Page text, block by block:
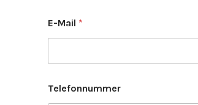
E-Mail *
Telefonnummer